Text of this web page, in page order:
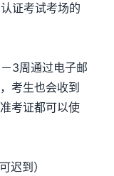
证考试考场的
3周通过电子邮
考生也会收到
考证都可以使
到）